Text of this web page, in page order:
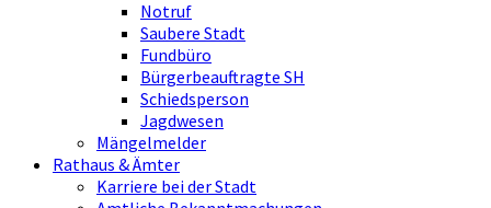
Notruf
Saubere Stadt
Fundbüro
Bürgerbeauftragte SH
Schiedsperson
Jagdwesen
Mängelmelder
Rathaus & Ämter
Karriere bei der Stadt